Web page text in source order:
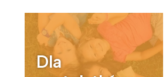
Wiosenny koncert ptaków na płocie
Dla